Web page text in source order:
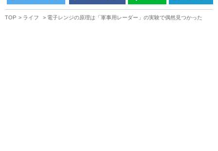
TOP ライフ 電子レンジの原理は「軍事用レーダー」の実験で偶然見つかった